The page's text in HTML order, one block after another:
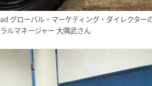
グローバル・マーケティング・ダイレクター
ルマネージャー 大隅武さん